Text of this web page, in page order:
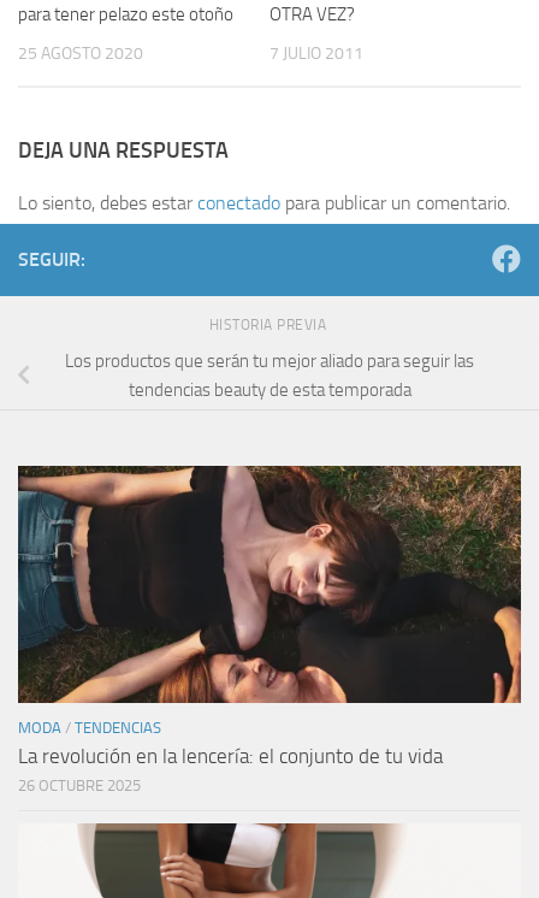
para tener pelazo este otoño
25 AGOSTO 2020
OTRA VEZ?
7 JULIO 2011
DEJA UNA RESPUESTA
Lo siento, debes estar conectado para publicar un comentario.
SEGUIR:
HISTORIA PREVIA
Los productos que serán tu mejor aliado para seguir las
tendencias beauty de esta temporada
MODA / TENDENCIAS
La revolución en la lencería: el conjunto de tu vida
26 OCTUBRE 2025